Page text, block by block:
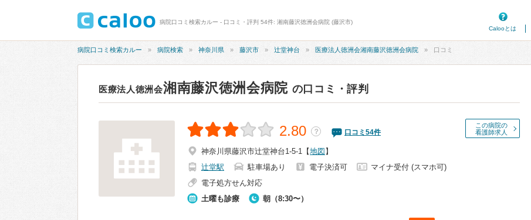
病院口コミ検索カルー - 口コミ・評判 54件: 湘南藤沢徳洲会病院 (藤沢市)
Calooとは
病院口コミ検索カルー 病院検索 神奈川県 藤沢市 辻堂神台 医療法人徳洲会湘南藤沢徳洲会病院 口コミ
医療法人徳洲会湘南藤沢徳洲会病院 の口コミ・評判
この病院の
看護師求人
2.80 ？ 口コミ 54件
神奈川県藤沢市辻堂神台1-5-1 【地図 】
辻堂駅
駐車場あり 電子決済可
マイナ受付 (スマホ可)
電子処方せん対応
土曜も診療
朝（8:30〜）